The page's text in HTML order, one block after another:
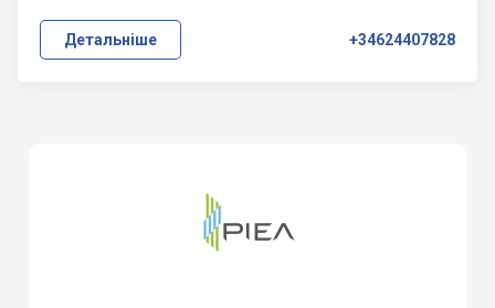
Детальніше +34624407828